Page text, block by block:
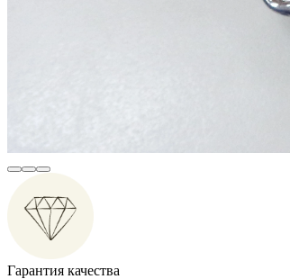
Гарантия качества